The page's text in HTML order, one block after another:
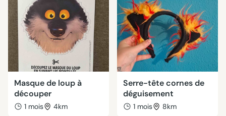
Masque de loup à
découper
1 mois 4km
Serre-tête cornes de
déguisement
1 mois 8km